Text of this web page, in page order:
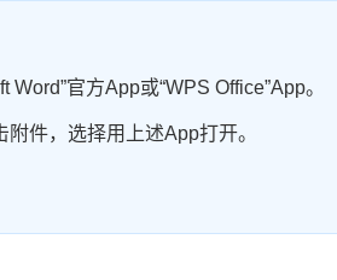
官方App或“WPS Office”App。
件，选择用上述App打开。